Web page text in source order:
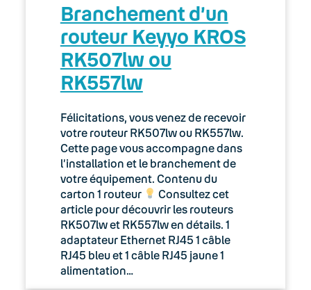
Branchement d’un
routeur Keyyo KROS
RK507lw ou
RK557lw
Félicitations, vous venez de recevoir
votre routeur RK507lw ou RK557lw.
Cette page vous accompagne dans
l’installation et le branchement de
votre équipement. Contenu du
carton 1 routeur
Consultez cet
article pour découvrir les routeurs
RK507lw et RK557lw en détails. 1
adaptateur Ethernet RJ45 1 câble
RJ45 bleu et 1 câble RJ45 jaune 1
alimentation…